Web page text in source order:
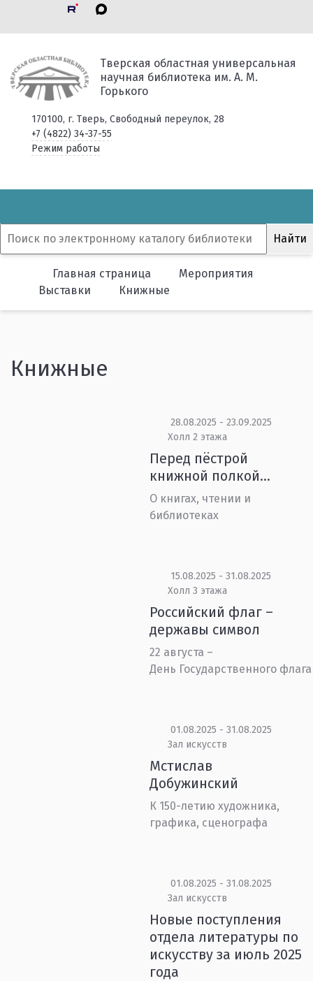
Тверская областная универсальная
научная библиотека им. А. М.
Горького
170100, г. Тверь, Свободный переулок, 28
+7 (4822) 34-37-55
Режим работы
Главная страница
Мероприятия
Выставки
Книжные
Книжные
28.08.2025 - 23.09.2025
Холл 2 этажа
Перед пёстрой
книжной полкой…
О книгах, чтении и
библиотеках
15.08.2025 - 31.08.2025
Холл 3 этажа
Российский флаг –
державы символ
22 августа –
День Государственного
01.08.2025 - 31.08.2025
Зал искусств
Мстислав
Добужинский
К 150-летию художника,
графика, сценографа
01.08.2025 - 31.08.2025
Зал искусств
Новые поступления
отдела литературы по
искусству за июль 2025
года